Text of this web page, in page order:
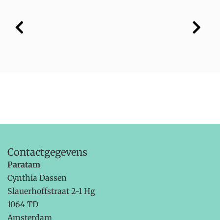
Contactgegevens
Paratam
Cynthia Dassen
Slauerhoffstraat 2-1 Hg
1064 TD
Amsterdam